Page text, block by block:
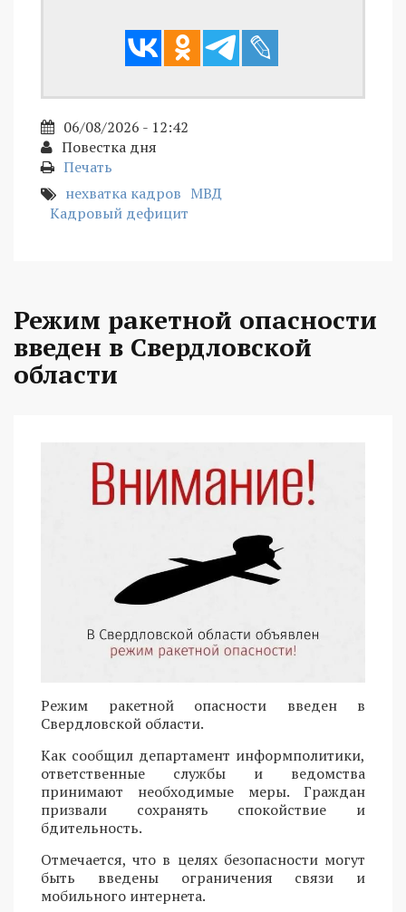
06/08/2026 - 12:42
Повестка дня
Печать
нехватка кадров МВД
Кадровый дефицит
Режим ракетной опасности
введен в Свердловской
области
Режим ракетной опасности введен в
Свердловской области.
Как сообщил департамент информполитики,
ответственные службы и ведомства
принимают необходимые меры. Граждан
призвали сохранять спокойствие и
бдительность.
Отмечается, что в целях безопасности могут
быть введены ограничения связи и
мобильного интернета.